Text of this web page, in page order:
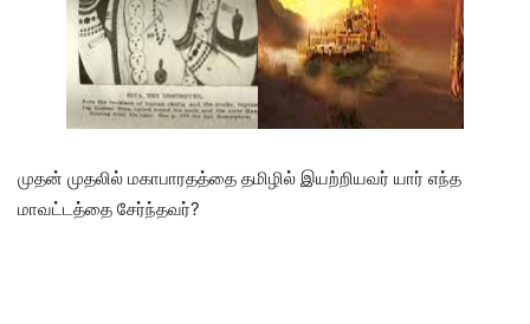
முதன் முதலில் மகாபாரதத்தை தமிழில் இயற்றியவர் யார் எந்த
மாவட்டத்தை சேர்ந்தவர்?